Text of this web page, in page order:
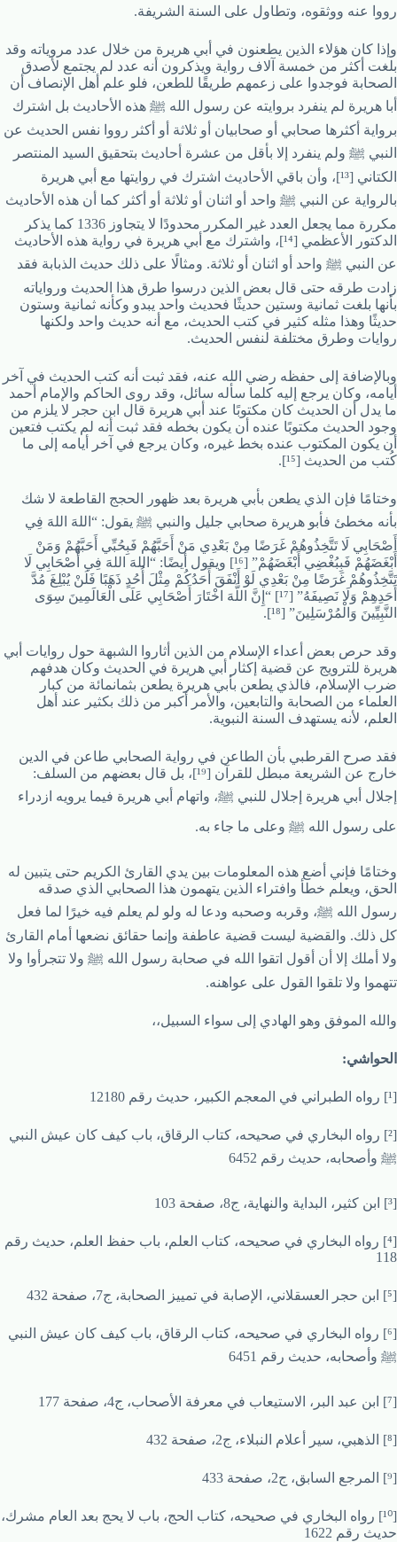
رووا عنه ووثقوه، وتطاول على السنة الشريفة.
وإذا كان هؤلاء الذين يطعنون في أبي هريرة من خلال عدد مروياته وقد
بلغت أكثر من خمسة آلاف رواية ويذكرون أنه عدد لم يجتمع لأصدق
الصحابة فوجدوا على زعمهم طريقًا للطعن، فلو علم أهل الإنصاف أن
أبا هريرة لم ينفرد بروايته عن رسول الله ﷺ هذه الأحاديث بل اشترك
برواية أكثرها صحابي أو صحابيان أو ثلاثة أو أكثر رووا نفس الحديث عن
النبي ﷺ ولم ينفرد إلا بأقل من عشرة أحاديث بتحقيق السيد المنتصر
الكتاني [¹³]، وأن باقي الأحاديث اشترك في روايتها مع أبي هريرة
بالرواية عن النبي ﷺ واحد أو اثنان أو ثلاثة أو أكثر كما أن هذه الأحاديث
مكررة مما يجعل العدد غير المكرر محدودًا لا يتجاوز 1336 كما يذكر
الدكتور الأعظمي [¹⁴]، واشترك مع أبي هريرة في رواية هذه الأحاديث
عن النبي ﷺ واحد أو اثنان أو ثلاثة. ومثالًا على ذلك حديث الذبابة فقد
زادت طرقه حتى قال بعض الذين درسوا طرق هذا الحديث ورواياته
بأنها بلغت ثمانية وستين حديثًا فحديث واحد يبدو وكأنه ثمانية وستون
حديثًا وهذا مثله كثير في كتب الحديث، مع أنه حديث واحد ولكنها
روايات وطرق مختلفة لنفس الحديث.
وبالإضافة إلى حفظه رضي الله عنه، فقد ثبت أنه كتب الحديث في آخر
أيامه، وكان يرجع إليه كلما سأله سائل، وقد روى الحاكم والإمام أحمد
ما يدل أن الحديث كان مكتوبًا عند أبي هريرة قال ابن حجر لا يلزم من
وجود الحديث مكتوبًا عنده أن يكون بخطه فقد ثبت أنه لم يكتب فتعين
أن يكون المكتوب عنده بخط غيره، وكان يرجع في آخر أيامه إلى ما
كُتب من الحديث [¹⁵].
وختامًا فإن الذي يطعن بأبي هريرة بعد ظهور الحجج القاطعة لا شك
بأنه مخطئ فأبو هريرة صحابي جليل والنبي ﷺ يقول: “اللهَ اللهَ فِي
أَصْحَابِي لَا تَتَّخِذُوهُمْ غَرَضًا مِنْ بَعْدِي مَنْ أَحَبَّهُمْ فَبِحُبِّي أَحَبَّهُمْ وَمَنْ
أَبْغَضَهُمْ فَبِبُغْضِي أَبْغَضَهُمْ” [¹⁶] ويقول أيضًا: “اللهَ اللهَ فِي أَصْحَابِي لَا
تَتَّخِذُوهُمْ غَرَضًا مِنْ بَعْدِي لَوْ أَنْفَقَ أَحَدُكُمْ مِثْلَ أُحُدٍ ذَهَبًا فَلَنْ يُبْلِغَ مُدَّ
أَحَدِهِمْ وَلَا نَصِيفَهُ” [¹⁷] “إِنَّ اللَّهَ اخْتَارَ أَصْحَابِي عَلَى الْعَالَمِينَ سِوَى
النَّبِيِّينَ وَالْمُرْسَلِينَ” [¹⁸].
وقد حرص بعض أعداء الإسلام من الذين أثاروا الشبهة حول روايات أبي
هريرة للترويج عن قضية إكثار أبي هريرة في الحديث وكان هدفهم
ضرب الإسلام، فالذي يطعن بأبي هريرة يطعن بثمانمائة من كبار
العلماء من الصحابة والتابعين، والأمر أكبر من ذلك بكثير عند أهل
العلم، لأنه يستهدف السنة النبوية.
فقد صرح القرطبي بأن الطاعن في رواية الصحابي طاعن في الدين
خارج عن الشريعة مبطل للقرآن [¹⁹]، بل قال بعضهم من السلف:
إجلال أبي هريرة إجلال للنبي ﷺ، واتهام أبي هريرة فيما يرويه ازدراء
على رسول الله ﷺ وعلى ما جاء به.
وختامًا فإني أضع هذه المعلومات بين يدي القارئ الكريم حتى يتبين له
الحق، ويعلم خطأ وافتراء الذين يتهمون هذا الصحابي الذي صدقه
رسول الله ﷺ، وقربه وصحبه ودعا له ولو لم يعلم فيه خيرًا لما فعل
كل ذلك. والقضية ليست قضية عاطفة وإنما حقائق نضعها أمام القارئ
ولا أملك إلا أن أقول اتقوا الله في صحابة رسول الله ﷺ ولا تتجرأوا ولا
تتهموا ولا تلقوا القول على عواهنه.
والله الموفق وهو الهادي إلى سواء السبيل،،
الحواشي:
[¹] رواه الطبراني في المعجم الكبير، حديث رقم 12180
[²] رواه البخاري في صحيحه، كتاب الرقاق، باب كيف كان عيش النبي
ﷺ وأصحابه، حديث رقم 6452
[³] ابن كثير، البداية والنهاية، ج8، صفحة 103
[⁴] رواه البخاري في صحيحه، كتاب العلم، باب حفظ العلم، حديث رقم
118
[⁵] ابن حجر العسقلاني، الإصابة في تمييز الصحابة، ج7، صفحة 432
[⁶] رواه البخاري في صحيحه، كتاب الرقاق، باب كيف كان عيش النبي
ﷺ وأصحابه، حديث رقم 6451
[⁷] ابن عبد البر، الاستيعاب في معرفة الأصحاب، ج4، صفحة 177
[⁸] الذهبي، سير أعلام النبلاء، ج2، صفحة 432
[⁹] المرجع السابق، ج2، صفحة 433
[¹⁰] رواه البخاري في صحيحه، كتاب الحج، باب لا يحج بعد العام مشرك،
حديث رقم 1622